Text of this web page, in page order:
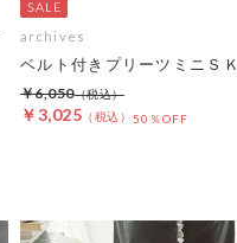
archives
ベルト付きプリーツミニＳＫ
￥3,025 50％OFF
￥6,050